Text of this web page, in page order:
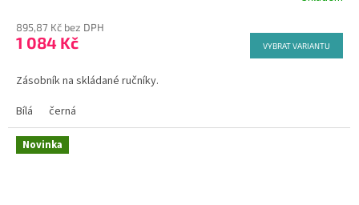
895,87 Kč bez DPH
1 084 Kč VYBRAT VARIANTU
Zásobník na skládané ručníky.
Bílá
černá
Novinka